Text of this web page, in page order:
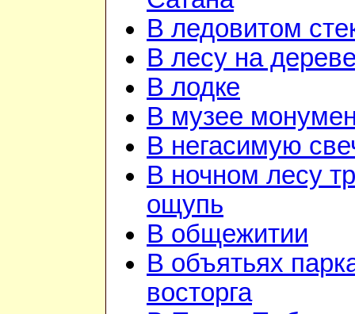
В ледовитом
В лесу на
В лодке
В музее
В негасимую
В ночном лесу
ощупь
В общежитии
В объятьях
восторга